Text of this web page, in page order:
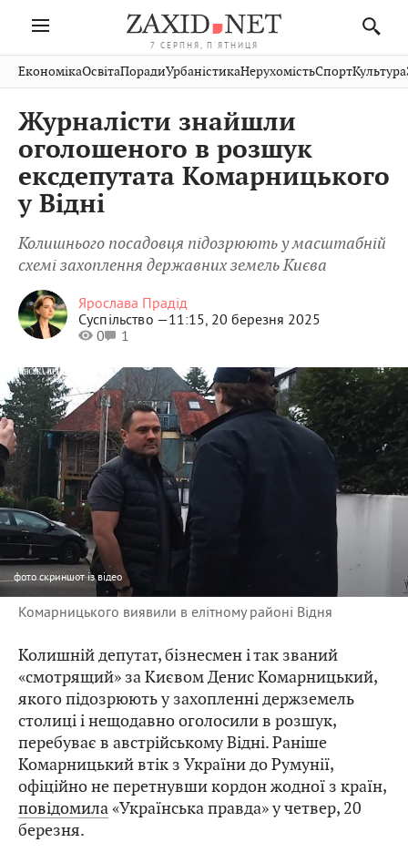
7 СЕРПНЯ, П'ЯТНИЦЯ
Івано-
Франківськ
Волинь
Закарпаття
Рівне
Шептицький
Стрий
Хмельницький
Публікації
Авто СловкоКультура
Кіно Дім Спорт
ФотоОсвітаНерухомість
тварини
ЕкономікаОсвітаПорадиУрбаністикаНерухомістьСпортКультура
Журналісти знайшли
оголошеного в розшук
ексдепутата Комарницького
у Відні
Колишнього посадовця підозрюють у масштабній
схемі захоплення державних земель Києва
Ярослава Прадід
Суспільство —11:15, 20 березня 2025
0
1
фотоскриншот із відео
Комарницького виявили в елітному районі Відня
Колишній депутат, бізнесмен і так званий
«смотрящий» за Києвом Денис Комарницький,
якого підозрюють у захопленні держземель
столиці і нещодавно оголосили в розшук,
перебуває в австрійському Відні. Раніше
Комарницький втік з України до Румунії,
офіційно не перетнувши кордон жодної з країн,
повідомила«Українська правда» у четвер, 20
березня.